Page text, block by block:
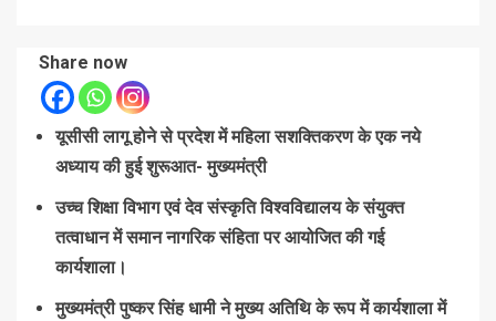
Share now
यूसीसी लागू होने से प्रदेश में महिला सशक्तिकरण के एक नये
अध्याय की हुई शुरूआत- मुख्यमंत्री
उच्च शिक्षा विभाग एवं देव संस्कृति विश्वविद्यालय के संयुक्त
तत्वाधान में समान नागरिक संहिता पर आयोजित की गई
कार्यशाला।
मुख्यमंत्री पुष्कर सिंह धामी ने मुख्य अतिथि के रूप में कार्यशाला में